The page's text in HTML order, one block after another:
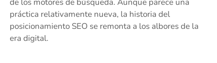
práctica relativamente nueva, la historia del
posicionamiento SEO se remonta a los albores de la
era digital.